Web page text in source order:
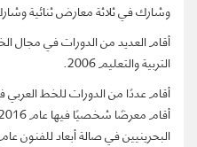
وشارك في ثلاثة معارض ثنائية
أقام العديد من الدورات في مجال
التربية والتعليم 2006.
أقام عددًا من الدورات للخط العربي
البحرينيين في صالة أبعاد للفنون عام 2015م.